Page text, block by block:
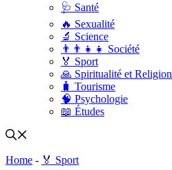
🩺 Santé
🔥 Sexualité
🔬 Science
👨‍👨‍👧‍👧 Société
🏅 Sport
🙏 Spiritualité et Religion
🧳 Tourisme
🧠 Psychologie
📖 Études
Home - 🏅 Sport